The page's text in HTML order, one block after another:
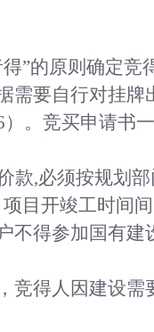
”的原则确定竞
需要自行对挂
）。 竞买申请书
款,必须按规划
目开竣工时间
得参加国有建
得人因建设